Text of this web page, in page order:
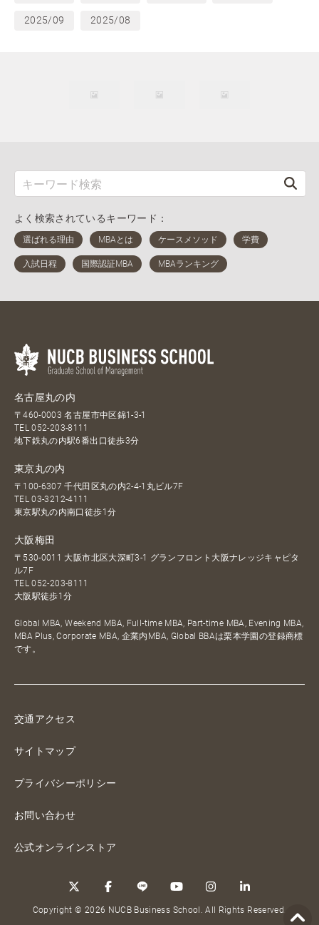
2025/09 2025/08
よく検索されているキーワード：
名古屋丸の内
〒460-0003 名古屋市中区錦1-3-1
TEL052-203-8111
地下鉄丸の内駅6番出口徒歩3分
東京丸の内
〒100-6307 千代田区丸の内2-4-1丸ビル7F
TEL03-3212-4111
東京駅丸の内南口徒歩1分
大阪梅田
〒530-0011 大阪市北区大深町3-1 グランフロント大阪ナレッジキャピタ
ル7F
TEL052-203-8111
大阪駅徒歩1分
Global MBA, Weekend MBA, Full-time MBA, Part-time MBA, Evening MBA,
MBA Plus, Corporate MBA, 企業内MBA, Global BBAは栗本学園の登録商標
です。
交通アクセス
サイトマップ
プライバシーポリシー
お問い合わせ
公式オンラインストア
Copyright © 2026 NUCB Business School. All Rights Reserved.